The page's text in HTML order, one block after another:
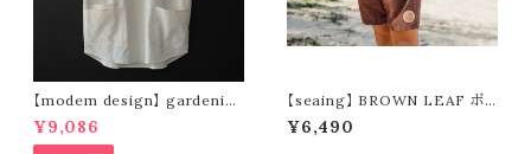
【modem design】 gardenin
g s/s shirt (sand)
¥9,086
【seaing】 BROWN LEAF ボ
ードショーツ
¥6,490